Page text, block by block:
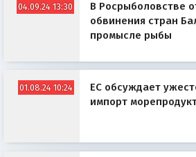
04.09.24 13:30
В Росрыболовстве
обвинения стран
промысле рыбы
01.08.24 10:24
ЕС обсуждает
импорт